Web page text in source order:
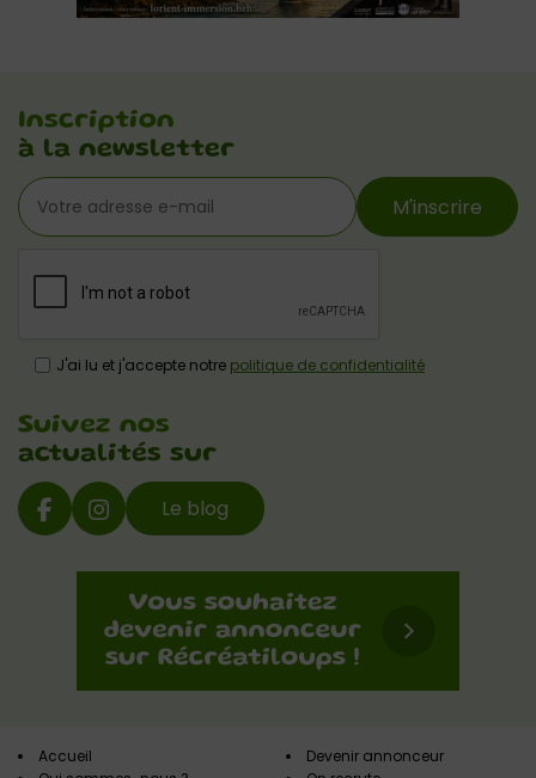
Inscription
à la newsletter
M'inscrire
J'ai lu et j'accepte notre politique de confidentialité
Suivez nos
actualités sur
Le blog
Accueil
Devenir annonceur